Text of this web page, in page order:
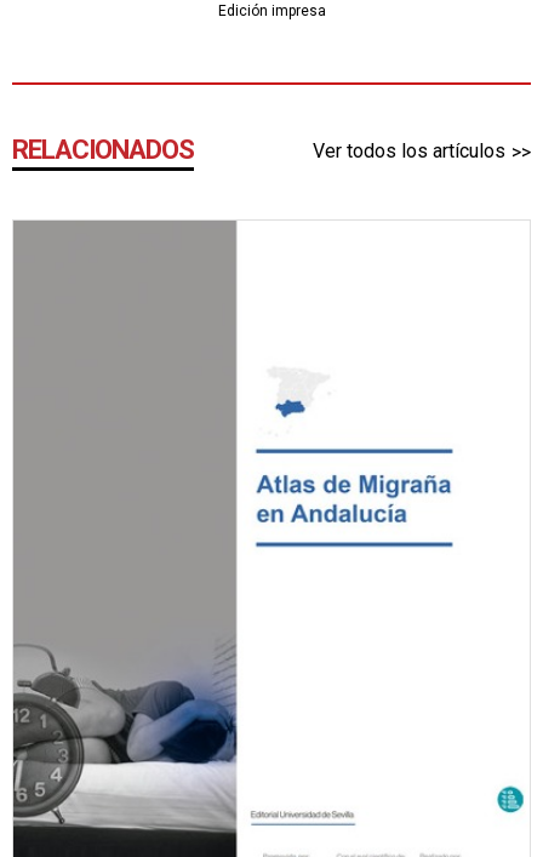
Edición impresa
RELACIONADOS Ver todos los artículos